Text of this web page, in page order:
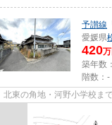
予讃線
愛媛県
420
築年数
階数：-
北東の角地・河野小学校ま